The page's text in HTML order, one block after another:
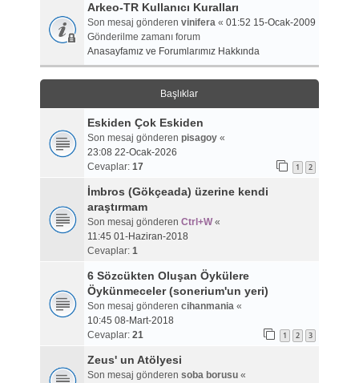
Arkeo-TR Kullanıcı Kuralları
Son mesaj gönderen vinifera« 01:52 15-Ocak-2009
Gönderilme zamanı forum
Anasayfamız ve Forumlarımız Hakkında
Başlıklar
Eskiden Çok Eskiden
Son mesaj gönderen pisagoy«
23:08 22-Ocak-2026
Cevaplar: 17 1 2
İmbros (Gökçeada) üzerine kendi
araştırmam
Son mesaj gönderen Ctrl+W«
11:45 01-Haziran-2018
Cevaplar: 1
6 Sözcükten Oluşan Öykülere
Öykünmeceler (sonerium'un yeri)
Son mesaj gönderen cihanmania«
10:45 08-Mart-2018
Cevaplar: 21 1 2 3
Zeus' un Atölyesi
Son mesaj gönderen soba borusu«